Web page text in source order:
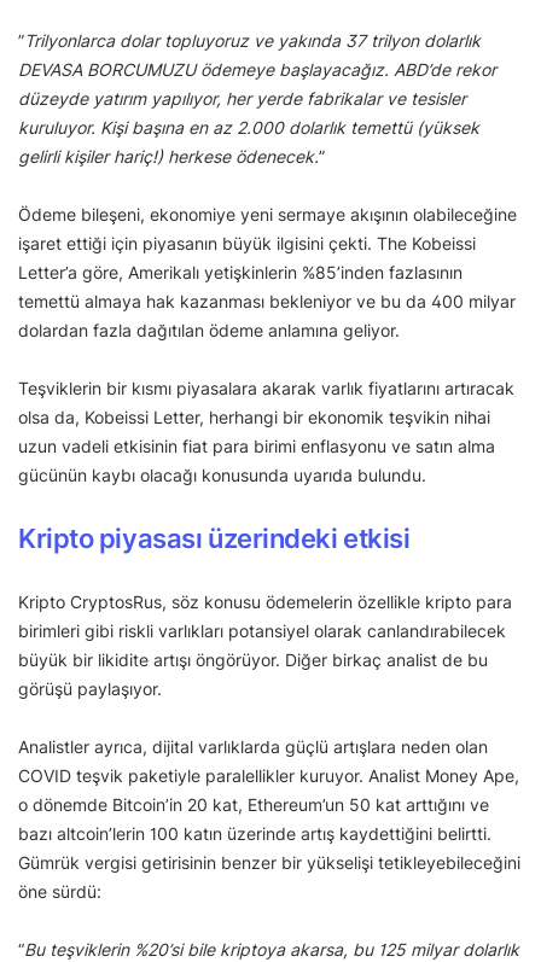
”Trilyonlarca dolar topluyoruz ve yakında 37 trilyon dolarlık
DEVASA BORCUMUZU ödemeye başlayacağız. ABD’de rekor
düzeyde yatırım yapılıyor, her yerde fabrikalar ve tesisler
kuruluyor. Kişi başına en az 2.000 dolarlık temettü (yüksek
gelirli kişiler hariç!) herkese ödenecek.”
Ödeme bileşeni, ekonomiye yeni sermaye akışının olabileceğine
işaret ettiği için piyasanın büyük ilgisini çekti. The Kobeissi
Letter’a göre, Amerikalı yetişkinlerin %85’inden fazlasının
temettü almaya hak kazanması bekleniyor ve bu da 400 milyar
dolardan fazla dağıtılan ödeme anlamına geliyor.
Teşviklerin bir kısmı piyasalara akarak varlık fiyatlarını artıracak
olsa da, Kobeissi Letter, herhangi bir ekonomik teşvikin nihai
uzun vadeli etkisinin fiat para birimi enflasyonu ve satın alma
gücünün kaybı olacağı konusunda uyarıda bulundu.
Kripto piyasası üzerindeki etkisi
Kripto CryptosRus, söz konusu ödemelerin özellikle kripto para
birimleri gibi riskli varlıkları potansiyel olarak canlandırabilecek
büyük bir likidite artışı öngörüyor. Diğer birkaç analist de bu
görüşü paylaşıyor.
Analistler ayrıca, dijital varlıklarda güçlü artışlara neden olan
COVID teşvik paketiyle paralellikler kuruyor. Analist Money Ape,
o dönemde Bitcoin’in 20 kat, Ethereum’un 50 kat arttığını ve
bazı altcoin’lerin 100 katın üzerinde artış kaydettiğini belirtti.
Gümrük vergisi getirisinin benzer bir yükselişi tetikleyebileceğini
öne sürdü:
“Bu teşviklerin %20’si bile kriptoya akarsa, bu 125 milyar dolarlık